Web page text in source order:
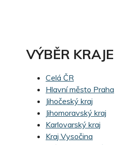
VÝBĚR KRAJE
Celá ČR
Hlavní město Praha
Jihočeský kraj
Jihomoravský kraj
Karlovarský kraj
Kraj Vysočina